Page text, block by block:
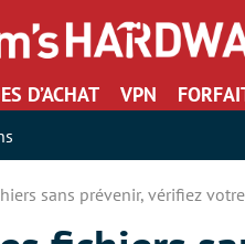
D’ACHAT VPN
sans prévenir, vérifiez